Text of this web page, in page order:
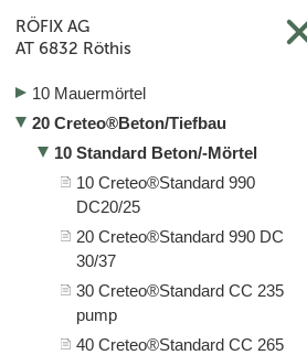
Hersteller O-S
RÖFIX AG
AT 6832 Röthis
10 Mauermörtel
20 Creteo®Beton/Tiefbau
10 Standard Beton/-Mörtel
10 Creteo®Standard 990
DC20/25
20 Creteo®Standard 990 DC
30/37
30 Creteo®Standard CC 235
pump
40 Creteo®Standard CC 265
Standard Beton/-Mörtel